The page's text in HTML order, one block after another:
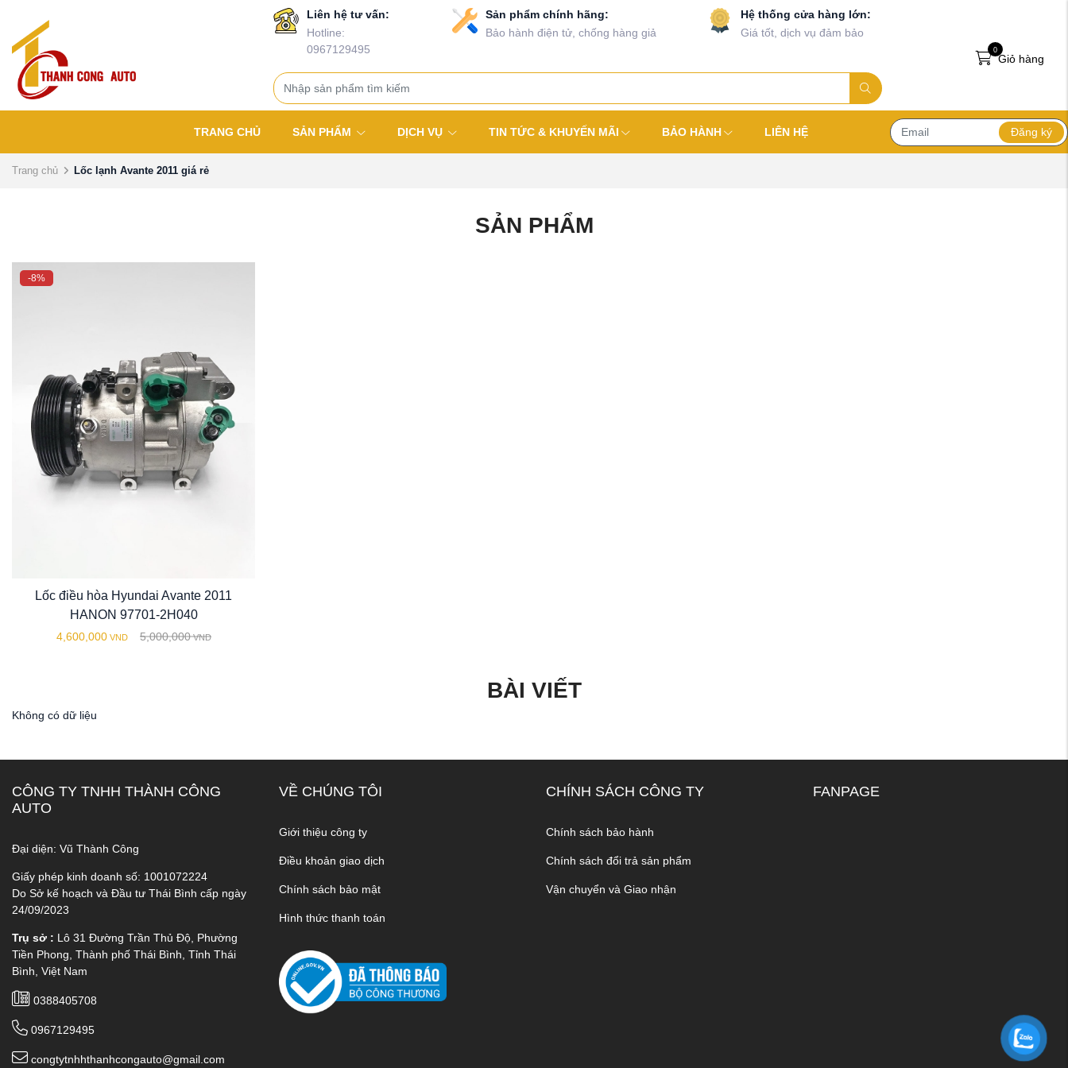
Liên hệ tư vấn:
Hotline:
0967129495
Sản phẩm chính hãng:
Bảo hành điện tử, chống hàng giả
Hệ thống cửa hàng lớn:
Giá tốt, dịch vụ đảm bảo
Giỏ hàng
0
TRANG CHỦ SẢN PHẨM DỊCH VỤ TIN TỨC & KHUYẾN MÃI BẢO HÀNH LIÊN HỆ Đăng ký
Trang chủ Lốc lạnh Avante 2011 giá rẻ
SẢN PHẨM
-8%
Lốc điều hòa Hyundai Avante 2011
HANON 97701-2H040
4,600,000 VND 5,000,000 VND
BÀI VIẾT
Không có dữ liệu
CÔNG TY TNHH THÀNH CÔNG
AUTO
Đại diện: Vũ Thành Công
Giấy phép kinh doanh số: 1001072224
Do Sở kế hoạch và Đầu tư Thái Bình cấp ngày
24/09/2023
Trụ sở : Lô 31 Đường Trần Thủ Độ, Phường
Tiền Phong, Thành phố Thái Bình, Tỉnh Thái
Bình, Việt Nam
0388405708
0967129495
congtytnhhthanhcongauto@gmail.com
VỀ CHÚNG TÔI
Giới thiệu công ty
Điều khoản giao dịch
Chính sách bảo mật
Hình thức thanh toán
CHÍNH SÁCH CÔNG TY
Chính sách bảo hành
Chính sách đổi trả sản phẩm
Vận chuyển và Giao nhận
FANPAGE